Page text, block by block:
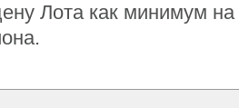
Лота как минимум